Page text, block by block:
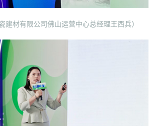
建材有限公司佛山运营中心总经理王西兵）